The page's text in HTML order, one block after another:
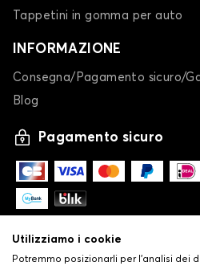
Tappetini in gomma per auto
INFORMAZIONE
Consegna/Pagamento sicuro/
Blog
Pagamento sicuro
Utilizziamo i cookie
Potremmo posizionarli per l'analisi dei